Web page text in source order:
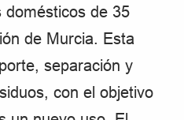
domésticos de 35
de Murcia. Esta
separación y
con el objetivo